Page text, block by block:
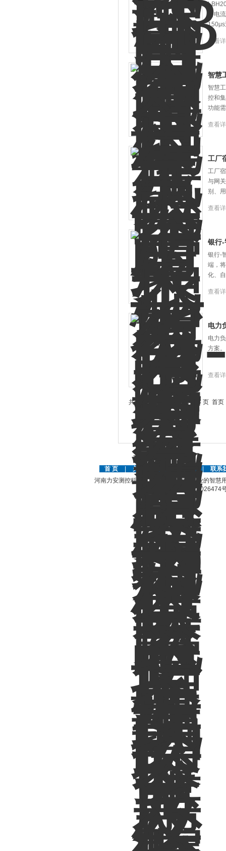
路电
150μs
查看
智慧
智慧
控和
功能
查看
工厂
工厂
与网
别、
查看
银行-
银行-
端，
化、
查看
电力
电力
方案
查看
共 405 条记录，当前 1 / 34 页 首
首 页 关于公司 |
联系
河南力安测控科技有限公司是国内外专业的智慧
豫ICP备12026474